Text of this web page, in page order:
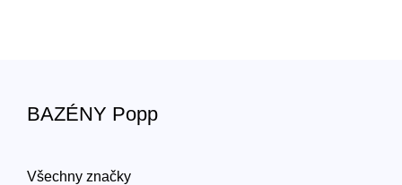
BAZÉNY Popp
Všechny značky